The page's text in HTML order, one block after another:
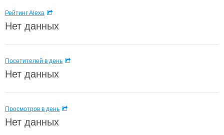
Рейтинг Alexa
Нет данных
Посетителей в день
Нет данных
Просмотров в день
Нет данных